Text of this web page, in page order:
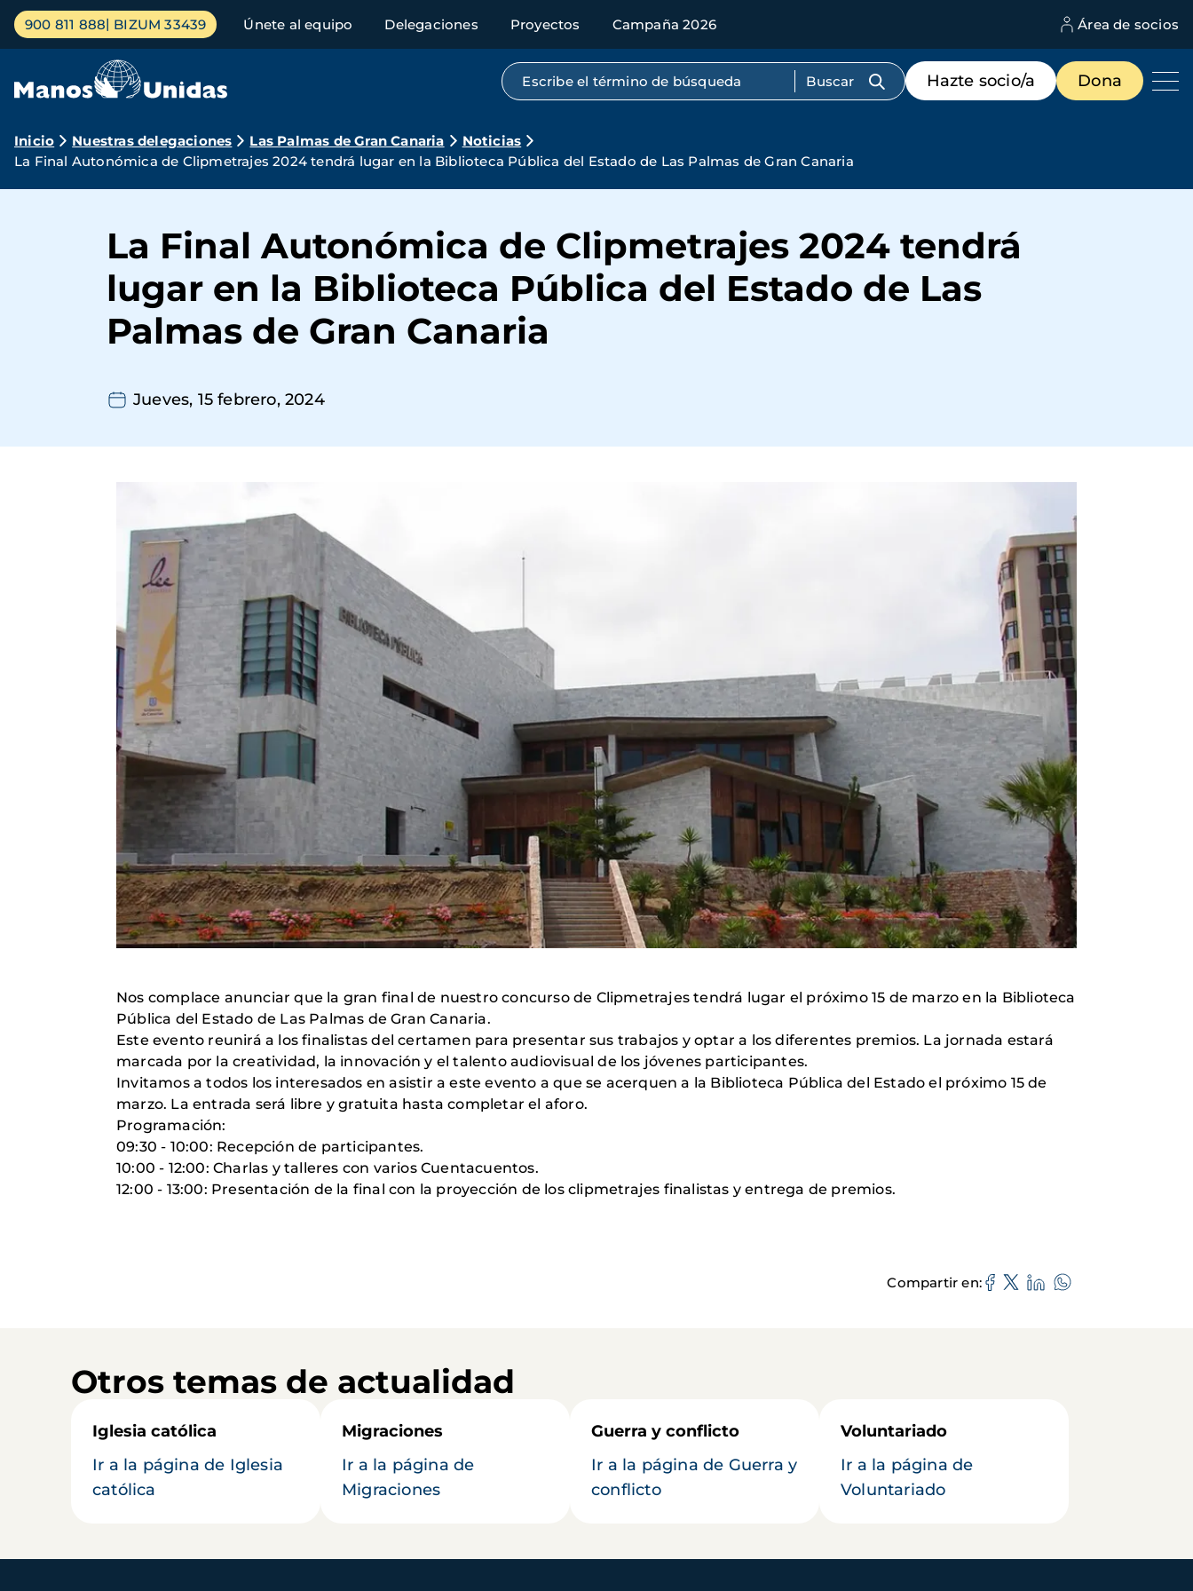
Pasar
contenido
Menú
principal
900 811 888 BIZUM 33439 Únete al equipo Delegaciones Proyectos Campaña 2026 Área de socios
Búsqueda por texto completo
Menú
de
destacados
Hazte socio/a Dona
Ruta
de
navegación
Inicio Nuestras delegaciones Las Palmas de Gran Canaria
Noticias
La Final Autonómica de Clipmetrajes 2024 tendrá lugar en la Biblioteca Pública del Estado de Las Palmas de Gran Canaria
La Final Autonómica de Clipmetrajes 2024 tendrá
lugar en la Biblioteca Pública del Estado de Las
Palmas de Gran Canaria
Jueves, 15 febrero, 2024
Nos complace anunciar que la gran final de nuestro concurso de Clipmetrajes tendrá lugar el próximo 15 de marzo en la Biblioteca
Pública del Estado de Las Palmas de Gran Canaria.
Este evento reunirá a los finalistas del certamen para presentar sus trabajos y optar a los diferentes premios. La jornada estará
marcada por la creatividad, la innovación y el talento audiovisual de los jóvenes participantes.
Invitamos a todos los interesados en asistir a este evento a que se acerquen a la Biblioteca Pública del Estado el próximo 15 de
marzo. La entrada será libre y gratuita hasta completar el aforo.
Programación:
09:30 - 10:00: Recepción de participantes.
10:00 - 12:00: Charlas y talleres con varios Cuentacuentos.
12:00 - 13:00: Presentación de la final con la proyección de los clipmetrajes finalistas y entrega de premios.
Compartir en
Otros temas de actualidad
Iglesia católica
Ir a la página de Iglesia
católica
Migraciones
Ir a la página de
Migraciones
Guerra y conflicto
Ir a la página de Guerra y
conflicto
Voluntariado
Ir a la página de
Voluntariado